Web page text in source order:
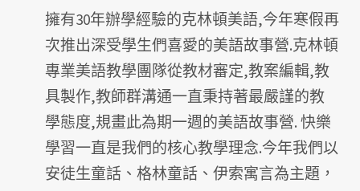
擁有30年辦學經驗的克林頓美語,今年寒假再
次推出深受學生們喜愛的美語故事營.克林頓
專業美語教學團隊從教材審定,教案編輯,教
具製作,教師群溝通一直秉持著最嚴謹的教
學態度,規畫此為期一週的美語故事營. 快樂
學習一直是我們的核心教學理念.今年我們以
安徒生童話、格林童話、伊索寓言為主題，